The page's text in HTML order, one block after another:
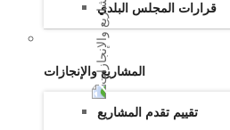
قرارات المجلس البلدي
المشاريع والإنجازات
تقييم تقدم المشاريع